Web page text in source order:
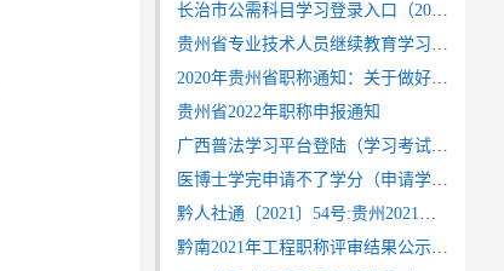
长治市公需科目学习登录入口（2022年学习时间1月6日至3月31日）
贵州省专业技术人员继续教育学习网登录入口
2020年贵州省职称通知：关于做好2020年职称工作有关问题的通知（黔人社通〔2020〕119号）
贵州省2022年职称申报通知
广西普法学习平台登陆（学习考试流程）
医博士学完申请不了学分（申请学分步骤）
黔人社通〔2021〕54号:贵州2021年职称工作有关问题的通知
黔南2021年工程职称评审结果公示（高级工程师通过人员）